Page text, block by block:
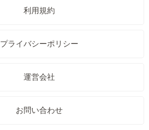
利用規約
プライバシーポリシー
運営会社
お問い合わせ